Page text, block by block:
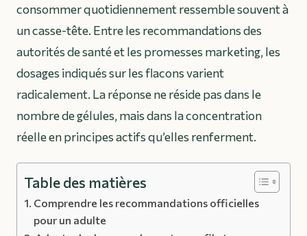
consommer quotidiennement ressemble souvent à
un casse-tête. Entre les recommandations des
autorités de santé et les promesses marketing, les
dosages indiqués sur les flacons varient
radicalement. La réponse ne réside pas dans le
nombre de gélules, mais dans la concentration
réelle en principes actifs qu’elles renferment.
Table des matières
Comprendre les recommandations officielles
pour un adulte